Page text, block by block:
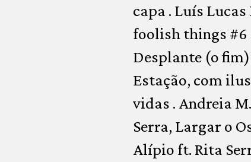
capa . Luís
foolish things #6
Desplante (o
Estação, com
vidas . Andreia
Serra, Largar o
Alípio ft. Rita